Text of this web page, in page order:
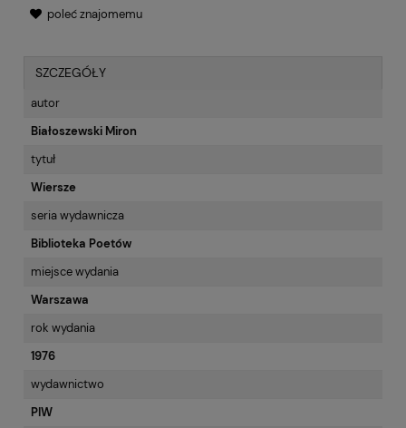
poleć znajomemu
SZCZEGÓŁY
autor
Białoszewski Miron
tytuł
Wiersze
seria wydawnicza
Biblioteka Poetów
miejsce wydania
Warszawa
rok wydania
1976
wydawnictwo
PIW